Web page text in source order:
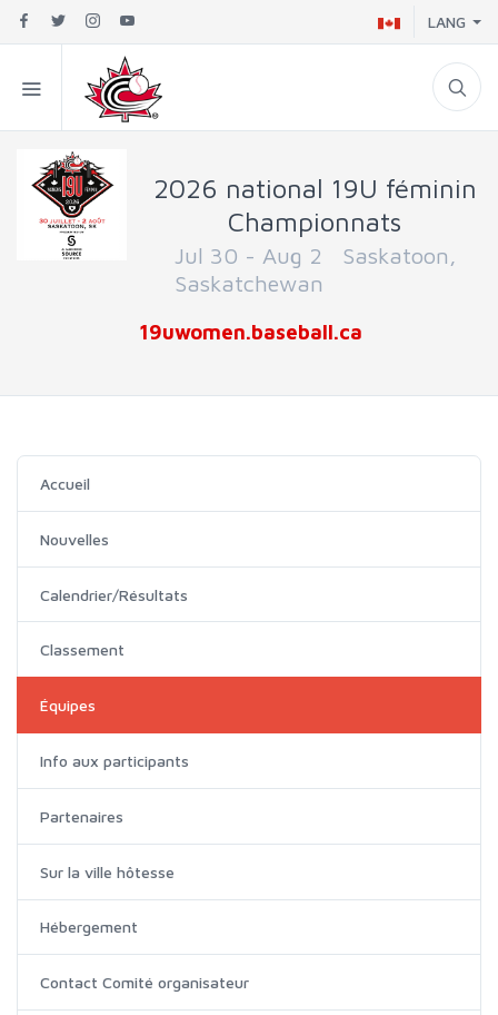
LANG
2026 national 19U féminin
Championnats
Jul 30 - Aug 2 Saskatoon,
Saskatchewan
19uwomen.baseball.ca
Accueil
Nouvelles
Calendrier/Résultats
Classement
Équipes
Info aux participants
Partenaires
Sur la ville hôtesse
Hébergement
Contact Comité organisateur